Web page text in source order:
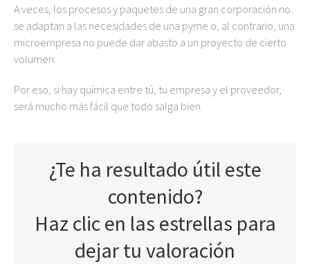
A veces, los procesos y paquetes de una gran corporación no
se adaptan a las necesidades de una pyme o, al contrario, una
microempresa no puede dar abasto a un proyecto de cierto
volumen.
Por eso, si hay química entre tú, tu empresa y el proveedor,
será mucho más fácil que todo salga bien.
¿Te ha resultado útil este
contenido?
Haz clic en las estrellas para
dejar tu valoración